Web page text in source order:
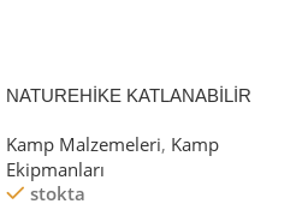
NATUREHİKE KATLANABİLİR
Kamp Malzemeleri, Kamp
Ekipmanları
stokta